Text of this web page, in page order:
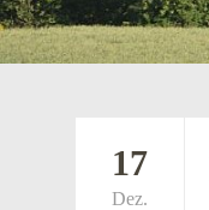
17
Dez.